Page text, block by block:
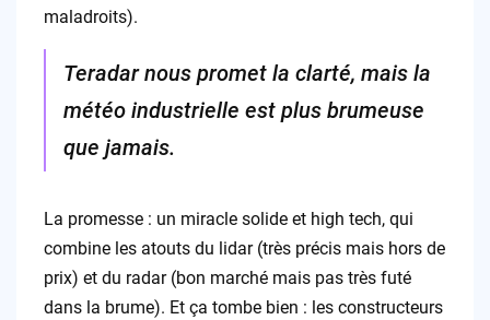
maladroits).
Teradar nous promet la clarté, mais la
météo industrielle est plus brumeuse
que jamais.
La promesse : un miracle solide et high tech, qui
combine les atouts du lidar (très précis mais hors de
prix) et du radar (bon marché mais pas très futé
dans la brume). Et ça tombe bien : les constructeurs